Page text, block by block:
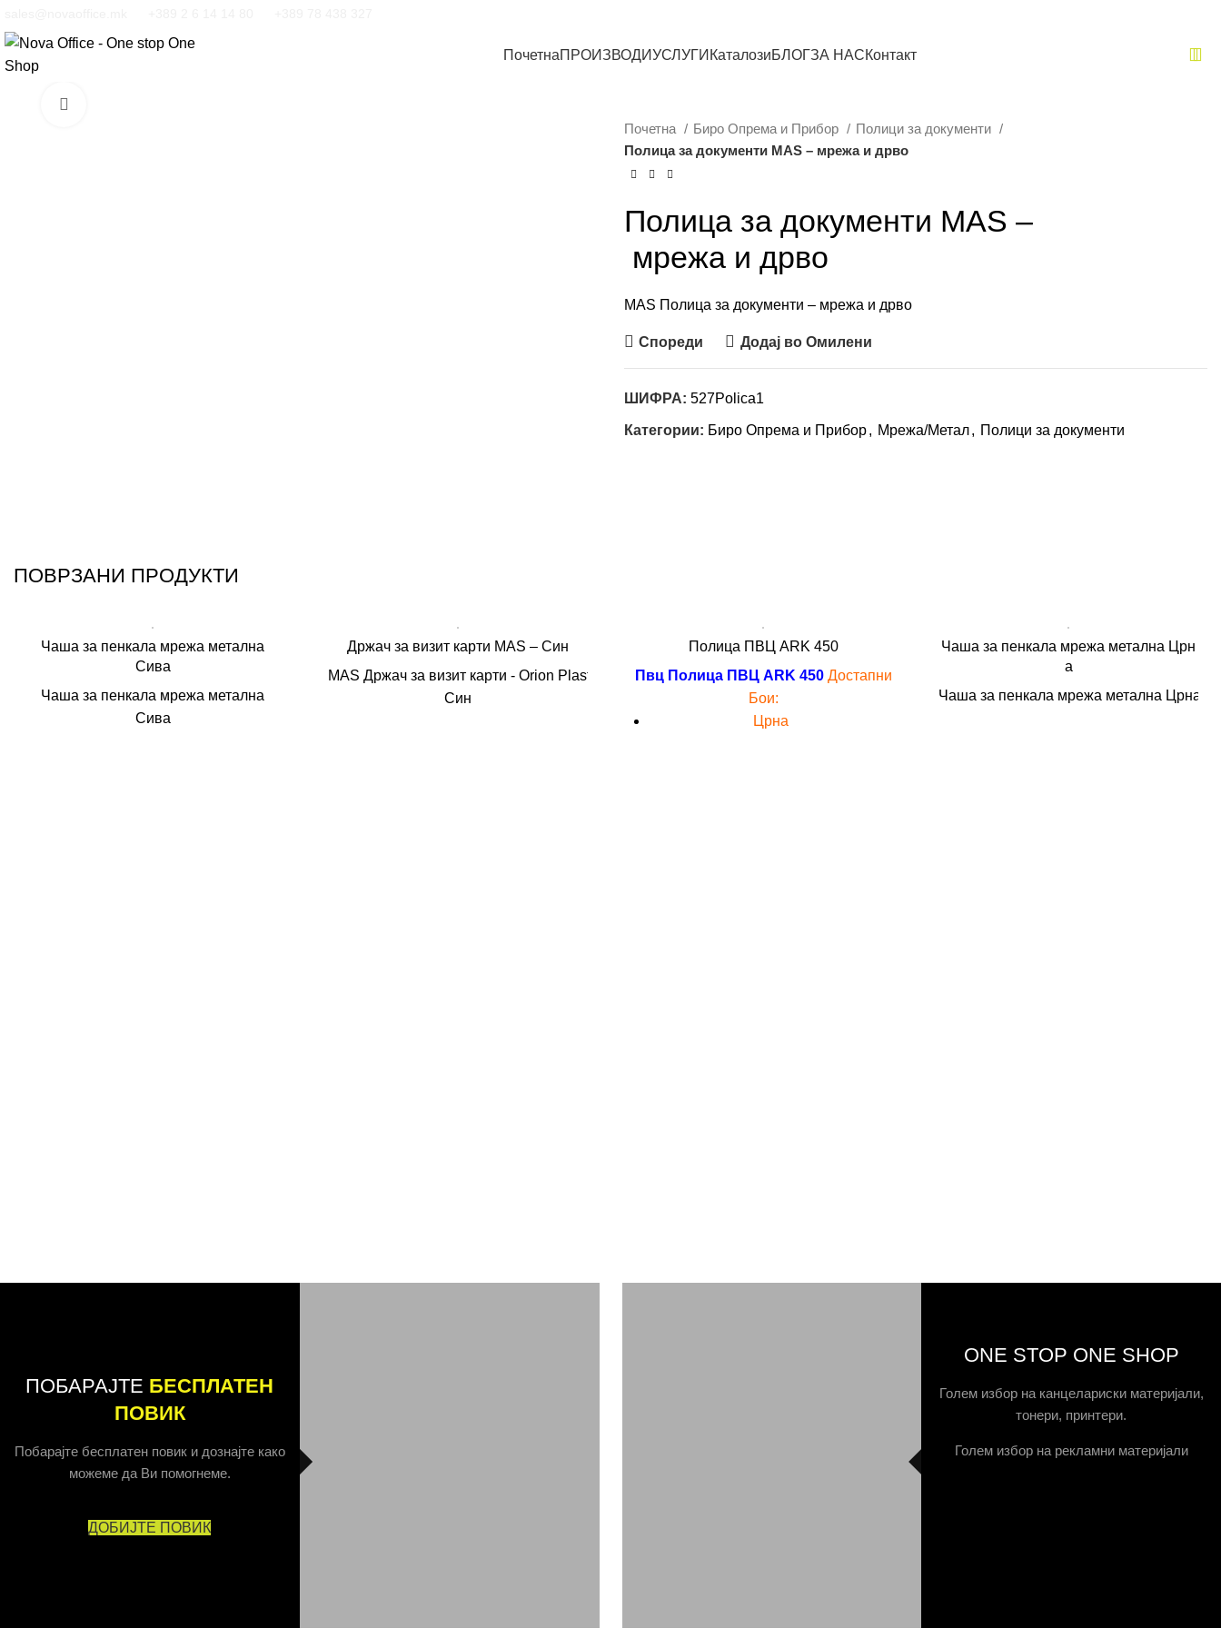
ПочетнаПРОИЗВОДИУСЛУГИ КаталозиБЛОГЗА НАСКонтакт
Почетна Биро Опрема и Прибор
Полици за документи
Полица за документи MAS – мрежа и дрво
Полица за документи MAS –
мрежа и дрво
MAS Полица за документи – мрежа и дрво
Спореди Додај во Омилени
ШИФРА: 527Polica1
Категории: Биро Опрема и Прибор, Мрежа/Метал, Полици за документи
ПОВРЗАНИ ПРОДУКТИ
Чаша за пенкала мрежа метална
Сива
Чаша за пенкала мрежа метална
Сива
Држач за визит карти MAS – Син
MAS Држач за визит карти - Orion Plastic -
Син
Полица ПВЦ ARK 450
Пвц Полица ПВЦ ARK 450 Достапни
Бои:
Црна
Чаша за пенкала мрежа метална Црн
а
Чаша за пенкала мрежа метална Црна
ПОБАРАЈТЕ БЕСПЛАТЕН
ПОВИК
Побарајте бесплатен повик и дознајте како
можеме да Ви помогнеме.
ДОБИЈТЕ ПОВИК
ONE STOP ONE SHOP
Голем избор на канцелариски материјали,
тонери, принтери.
Голем избор на рекламни материјали